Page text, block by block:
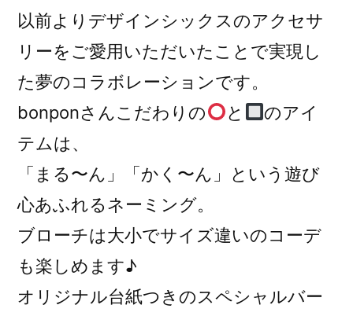
以前よりデザインシックスのアクセサ
リーをご愛用いただいたことで実現し
た夢のコラボレーションです。
bonponさんこだわりの
と
のアイ
テムは、
「まる〜ん」「かく〜ん」という遊び
心あふれるネーミング。
ブローチは大小でサイズ違いのコーデ
も楽しめます♪
オリジナル台紙つきのスペシャルバー